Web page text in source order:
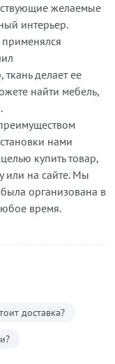
желаемые
интерьер.
применялся
делает ее
найти мебель,
нами
купить товар,
или на сайте. Мы
организована в
время.
доставка?